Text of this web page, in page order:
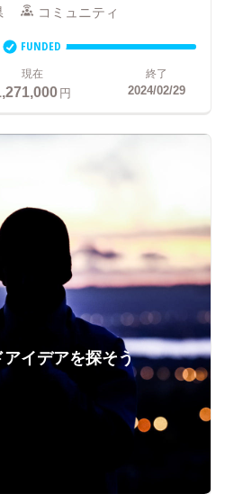
コミュニティ
FUNDED
現在
円
終了
2024/02/29
イデアを探そう